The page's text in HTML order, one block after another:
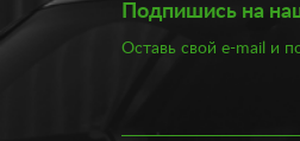
Устанавливая
Обеспечение
Улучшение
Подпишись на
Оставь свой e-mail и